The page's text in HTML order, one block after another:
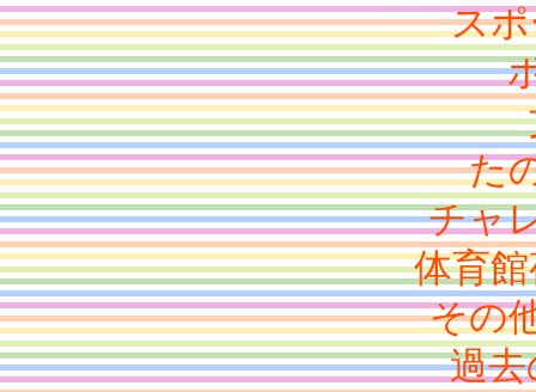
ス
た
チャ
体育
その
過